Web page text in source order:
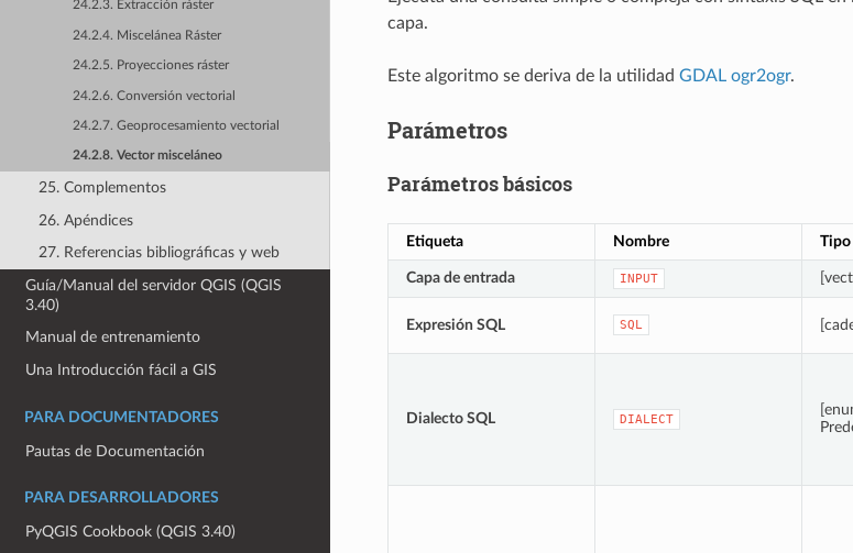
24.2.3. Extracción ráster
24.2.4. Miscelánea Ráster
24.2.5. Proyecciones ráster
24.2.6. Conversión vectorial
24.2.7. Geoprocesamiento vectorial
24.2.8. Vector misceláneo
25. Complementos
26. Apéndices
27. Referencias bibliográficas y web
Guía/Manual del servidor QGIS (QGIS
3.40)
Manual de entrenamiento
Una Introducción fácil a GIS
PARA DOCUMENTADORES
Pautas de Documentación
PARA DESARROLLADORES
PyQGIS Cookbook (QGIS 3.40)
capa.
Este algoritmo se deriva de la utilidad GDAL ogr2ogr.
Parámetros
Parámetros básicos
Etiqueta Nombre Tipo
Capa de entrada INPUT
Expresión SQL SQL
Dialecto SQL DIALECT